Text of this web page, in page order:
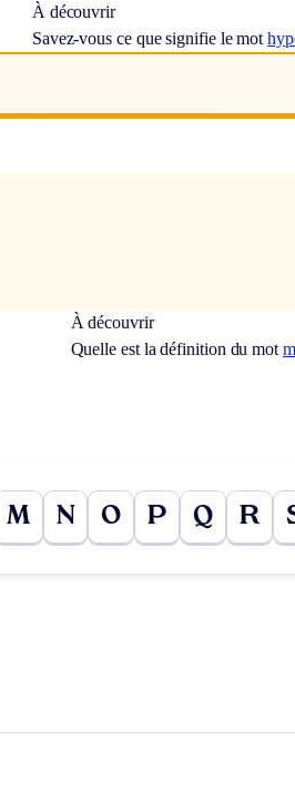
À découvrir
Savez-vous ce que signifie le mot
À découvrir
Quelle est la définition du mot
M N O P Q R